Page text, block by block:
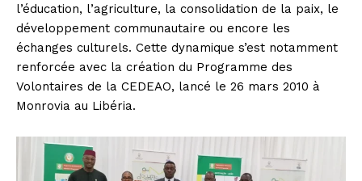
l’éducation, l’agriculture, la consolidation de la paix, le
développement communautaire ou encore les
échanges culturels. Cette dynamique s’est notamment
renforcée avec la création du Programme des
Volontaires de la CEDEAO, lancé le 26 mars 2010 à
Monrovia au Libéria.